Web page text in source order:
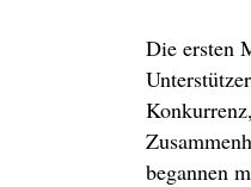
Die ersten
begannen